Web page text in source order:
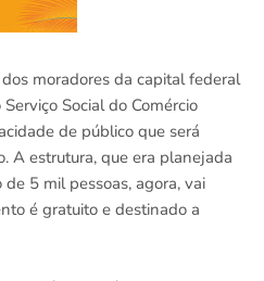
moradores da capital federal
Social do Comércio
de público que será
A estrutura, que era planejada
5 mil pessoas, agora, vai
é gratuito e destinado a